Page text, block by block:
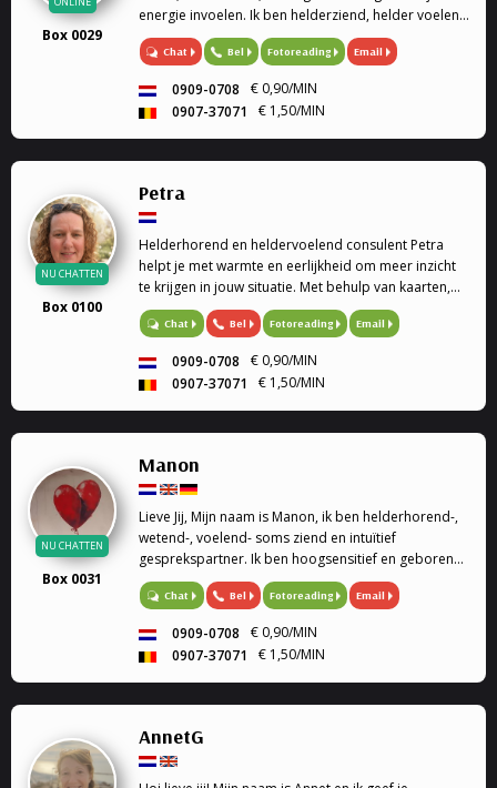
Box 0029
energie invoelen. Ik ben helderziend, helder voelend
en helder horend. Ik kan helpen bij je spirituele
groei.
Chat Bel Fotoreading Email
0909-0708
€ 0,90/MIN
0907-37071
€ 1,50/MIN
NU CHATTEN
Box 0100
Petra
Helderhorend en heldervoelend consulent Petra
helpt je met warmte en eerlijkheid om meer inzicht
te krijgen in jouw situatie. Met behulp van kaarten,
de pendel en haar intuïtie kijkt zij samen met jou
naar de boodschappen die richting kunnen geven
Chat Bel Fotoreading Email
0909-0708
€ 0,90/MIN
0907-37071
€ 1,50/MIN
NU CHATTEN
Box 0031
Manon
Lieve Jij, Mijn naam is Manon, ik ben helderhorend-,
wetend-, voelend- soms ziend en intuïtief
gesprekspartner. Ik ben hoogsensitief en geboren
met een haarfijn invoelvermogen
Chat Bel Fotoreading Email
0909-0708
€ 0,90/MIN
0907-37071
€ 1,50/MIN
AnnetG